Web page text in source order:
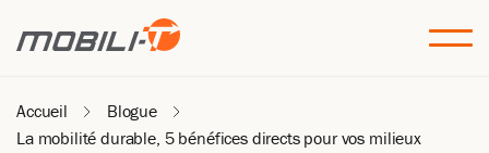
Accueil
Blogue
La mobilité durable, 5 bénéfices directs pour vos milieux